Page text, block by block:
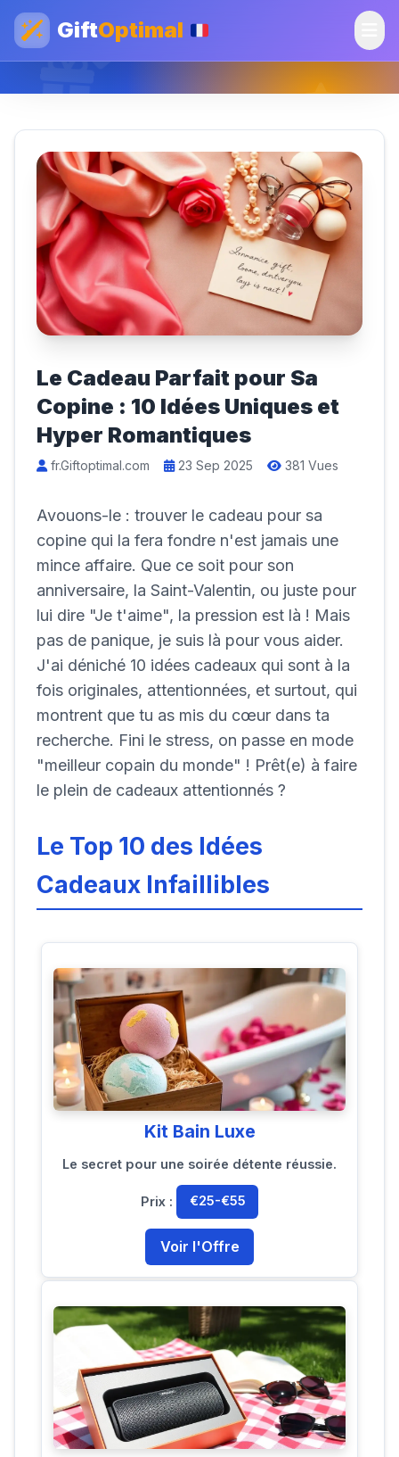
GiftOptimal
Le Cadeau Parfait pour Sa
Copine : 10 Idées Uniques et
Hyper Romantiques
fr.Giftoptimal.com 23 Sep 2025 381 Vues
Avouons-le : trouver le cadeau pour sa
copine qui la fera fondre n'est jamais une
mince affaire. Que ce soit pour son
anniversaire, la Saint-Valentin, ou juste pour
lui dire "Je t'aime", la pression est là ! Mais
pas de panique, je suis là pour vous aider.
J'ai déniché 10 idées cadeaux qui sont à la
fois originales, attentionnées, et surtout, qui
montrent que tu as mis du cœur dans ta
recherche. Fini le stress, on passe en mode
"meilleur copain du monde" ! Prêt(e) à faire
le plein de cadeaux attentionnés ?
Le Top 10 des Idées
Cadeaux Infaillibles
Kit Bain Luxe
Le secret pour une soirée détente réussie.
Prix : €25-€55
Voir l'Offre